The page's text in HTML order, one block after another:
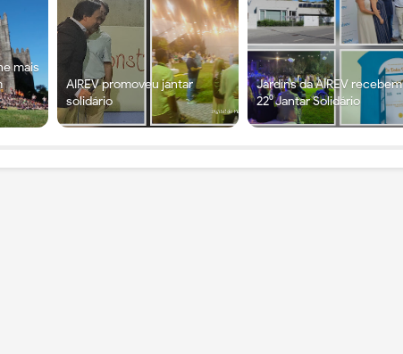
mais
AIREV promoveu jantar
solidário
Jardins da AIREV recebem
22⁰ Jantar Solidário